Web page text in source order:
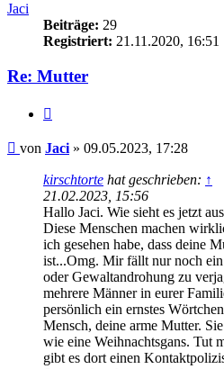
Jaci
Beiträge: 29
Registriert: 21.11.2020, 16:51
Re: Mutter
Beitrag
von Jaci » 09.05.2023, 17:28
kirschtorte hat geschrieben: ↑
21.02.2023, 15:56
Hallo Jaci. Wie sieht es jetzt
Diese Menschen machen
ich gesehen habe, dass deine
ist...Omg. Mir fällt nur noch
oder Gewaltandrohung zu
mehrere Männer in eurer
persönlich ein ernstes
Mensch, deine arme Mutter.
wie eine Weihnachtsgans. Tut
gibt es dort einen